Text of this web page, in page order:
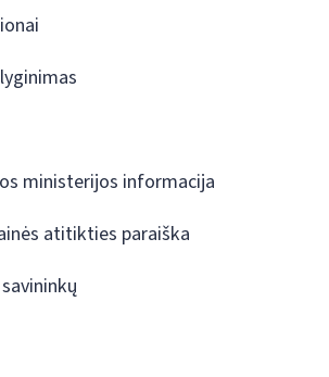
ministerijos informacija
atitikties paraiška